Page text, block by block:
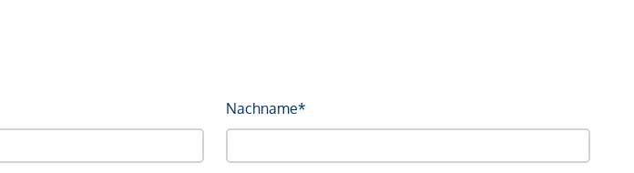
Nachname*